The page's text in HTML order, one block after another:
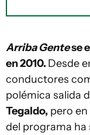
Arriba Gentese
en 2010. Desde
conductores
polémica salida
Tegaldo, pero
del programa ha